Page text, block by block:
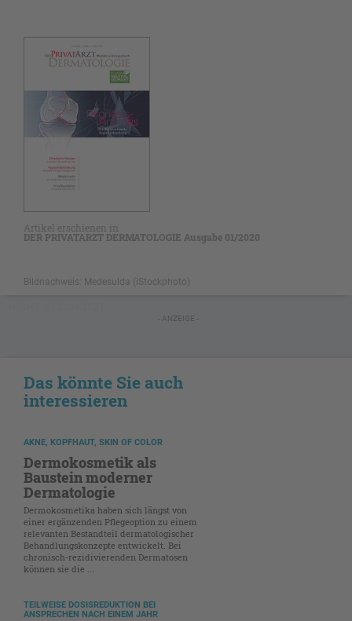
Artikel erschienen in
DER PRIVATARZT DERMATOLOGIE Ausgabe 01/2020
Bildnachweis: Medesulda (iStockphoto)
- ANZEIGE -
Das könnte Sie auch
interessieren
AKNE, KOPFHAUT, SKIN OF COLOR
Dermokosmetik als
Baustein moderner
Dermatologie
Dermokosmetika haben sich längst von
einer ergänzenden Pflegeoption zu einem
relevanten Bestandteil dermatologischer
Behandlungskonzepte entwickelt. Bei
chronisch-rezidivierenden Dermatosen
können sie die ...
TEILWEISE DOSISREDUKTION BEI
ANSPRECHEN NACH EINEM JAHR